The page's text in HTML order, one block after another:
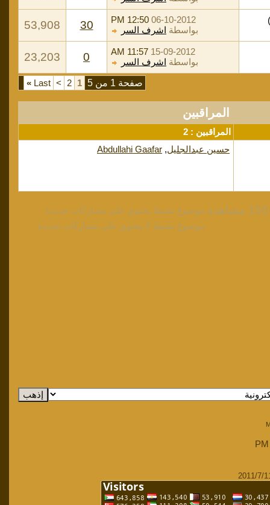
)
06-10-2012
12:50 PM
بواسطة اشرف السر 30
53,908
15-09-2012
11:57 AM
بواسطة اشرف السر 0
23,203
صفحة 1 من 5 1
2
>
Last
»
المراقبين
المراقبين : 2
حسين عبدالجليل,
Abdullahi Gaafar
موضوع نشيط يحتوي على مشاركات جديدة
موضوع نشيط لا يحتوي على مشاركات جديدة
.